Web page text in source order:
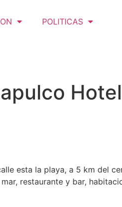
POLITICAS
esta la playa, a 5 km del
restaurante y bar,